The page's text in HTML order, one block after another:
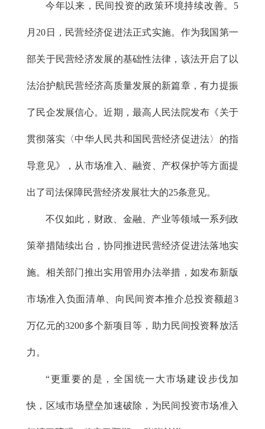
今年以来，民间投资的政策环境持续改善。5
月20日，民营经济促进法正式实施。作为我国第一
部关于民营经济发展的基础性法律，该法开启了以
法治护航民营经济高质量发展的新篇章，有力提振
了民企发展信心。近期，最高人民法院发布《关于
贯彻落实〈中华人民共和国民营经济促进法〉的指
导意见》，从市场准入、融资、产权保护等方面提
出了司法保障民营经济发展壮大的25条意见。
不仅如此，财政、金融、产业等领域一系列政
策举措陆续出台，协同推进民营经济促进法落地实
施。相关部门推出实用管用办法举措，如发布新版
市场准入负面清单、向民间资本推介总投资额超3
万亿元的3200多个新项目等，助力民间投资释放活
力。
“更重要的是，全国统一大市场建设步伐加
快，区域市场壁垒加速破除，为民间投资市场准入